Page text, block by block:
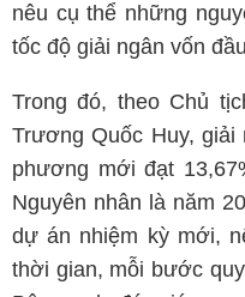
nêu cụ thể những
tốc độ giải ngân vốn
Trong đó, theo Chủ
Trương Quốc Huy,
phương mới đạt
Nguyên nhân là năm
dự án nhiệm kỳ mới,
thời gian, mỗi bước